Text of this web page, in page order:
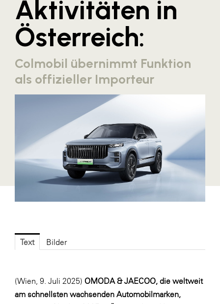
AustroCel Hallein
Blaguss
Cineplexx
Controller Institut
Designer Outlets Parndorf und Salzburg
DOMOFERM
Essity
Fressnapf
FV Energierohstoff & Kraftstoff
Aktivitäten in
Österreich:
Colmobil übernimmt Funktion
als offizieller Importeur
Text Bilder
(Wien, 9. Juli 2025) OMODA & JAECOO, die weltweit
am schnellsten wachsenden Automobilmarken,